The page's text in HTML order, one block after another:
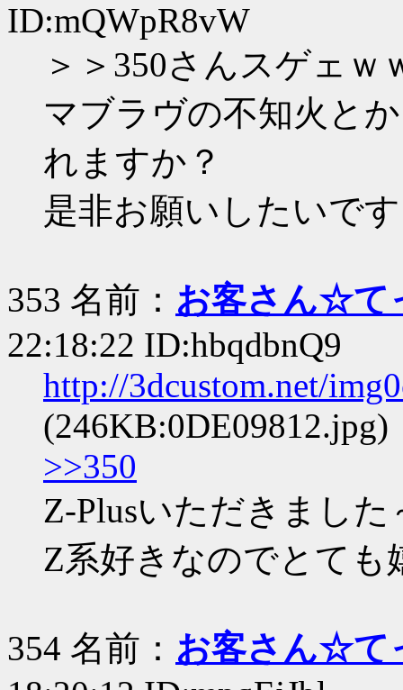
ID:mQWpR8vW
＞＞350さんスゲェｗ
マブラヴの不知火と
れますか？
是非お願いしたいで
353 名前： お客さん☆て
22:18:22 ID:hbqdbnQ9
http://3dcustom.net/
(246KB:0DE09812.jpg)
>>350
Z-Plusいただきました
Z系好きなのでとても
354 名前： お客さん☆て